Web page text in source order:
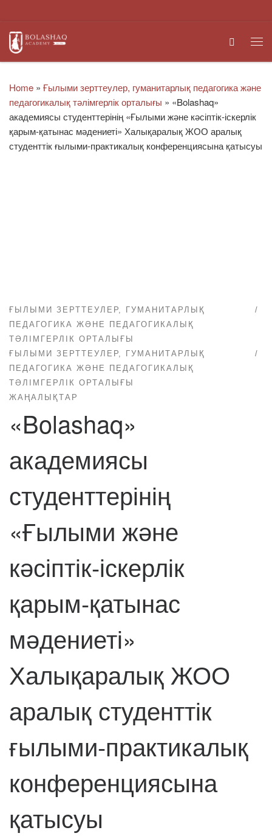
Search
Home » Ғылыми зерттеулер, гуманитарлық педагогика және
педагогикалық тәлімгерлік орталығы » «Bolashaq»
академиясы студенттерінің «Ғылыми және кәсіптік-іскерлік
қарым-қатынас мәдениеті» Халықаралық ЖОО аралық
студенттік ғылыми-практикалық конференциясына қатысуы
ҒЫЛЫМИ ЗЕРТТЕУЛЕР, ГУМАНИТАРЛЫҚ
ПЕДАГОГИКА ЖӘНЕ ПЕДАГОГИКАЛЫҚ
ТӘЛІМГЕРЛІК ОРТАЛЫҒЫ
ҒЫЛЫМИ ЗЕРТТЕУЛЕР, ГУМАНИТАРЛЫҚ
ПЕДАГОГИКА ЖӘНЕ ПЕДАГОГИКАЛЫҚ
ТӘЛІМГЕРЛІК ОРТАЛЫҒЫ
ЖАҢАЛЫҚТАР
«Bolashaq»
академиясы
студенттерінің
«Ғылыми және
кәсіптік-іскерлік
қарым-қатынас
мәдениеті»
Халықаралық ЖОО
аралық студенттік
ғылыми-практикалық
конференциясына
қатысуы